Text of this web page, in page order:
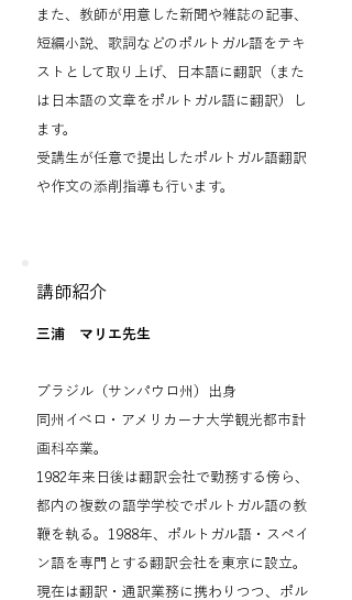
また、教師が用意した新聞や雑誌の記事、
短編小説、歌詞などのポルトガル語をテキ
ストとして取り上げ、日本語に翻訳（また
は日本語の文章をポルトガル語に翻訳）し
ます。
受講生が任意で提出したポルトガル語翻訳
や作文の添削指導も行います。
講師紹介
三浦 マリエ先生
ブラジル（サンパウロ州）出身
同州イベロ・アメリカーナ大学観光都市計
画科卒業。
1982年来日後は翻訳会社で勤務する傍ら、
都内の複数の語学学校でポルトガル語の教
鞭を執る。1988年、ポルトガル語・スペイ
ン語を専門とする翻訳会社を東京に設立。
現在は翻訳・通訳業務に携わりつつ、ポル